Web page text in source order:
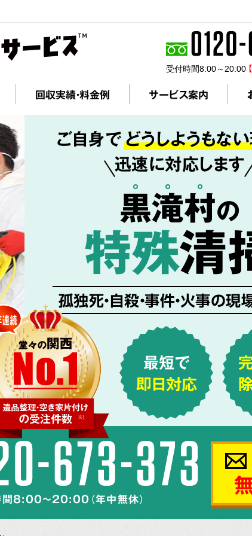
受付時間8:00～20:00
回収実績・料金例 サービス案内
ご自身でどうしようもな
迅速に対応します
黒滝村の
特殊清
孤独死・自殺・事件・火事の
最短で
即日対応
8:00～20:00（年中無休）